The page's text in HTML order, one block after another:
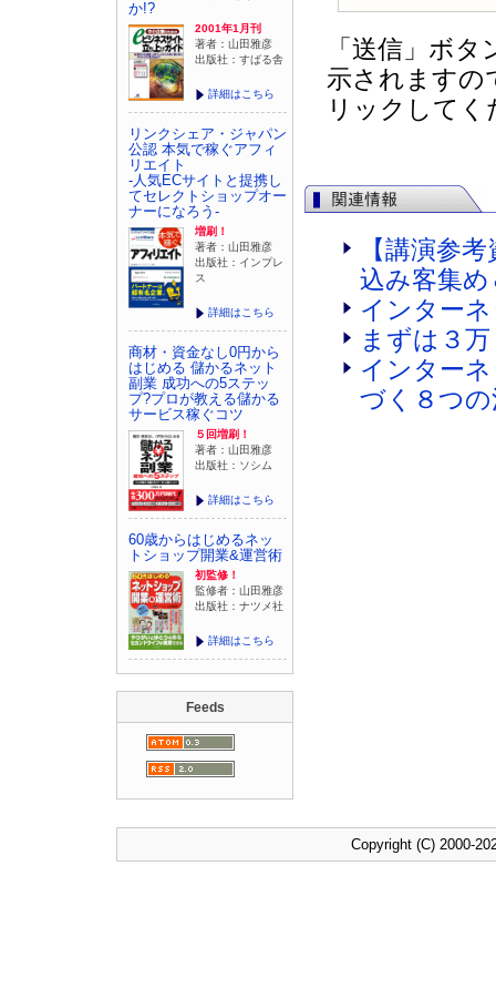
「送信」ボ
示されますの
リックしてく
【講演参
込み客集
インター
まずは３
インター
づく８つ
か!?
2001年1月刊
著者：山田雅彦
出版社：すばる舎
詳細はこちら
リンクシェア・ジャパン
公認 本気で稼ぐアフィ
リエイト
-人気ECサイトと提携し
てセレクトショップオー
ナーになろう-
増刷！
著者：山田雅彦
出版社：インプレ
ス
詳細はこちら
商材・資金なし0円から
はじめる 儲かるネット
副業 成功への5ステッ
プ?プロが教える儲かる
サービス稼ぐコツ
５回増刷！
著者：山田雅彦
出版社：ソシム
詳細はこちら
60歳からはじめるネッ
トショップ開業&運営術
初監修！
監修者：山田雅彦
出版社：ナツメ社
詳細はこちら
Feeds
Copyright (C) 2000-